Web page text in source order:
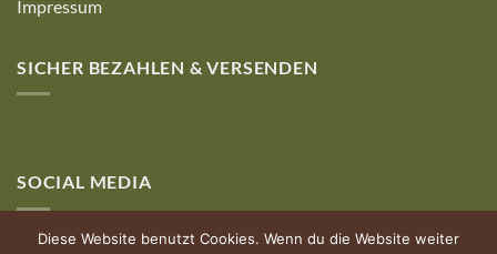
Impressum
SICHER BEZAHLEN & VERSENDEN
SOCIAL MEDIA
Diese Website benutzt Cookies. Wenn du die Website weiter